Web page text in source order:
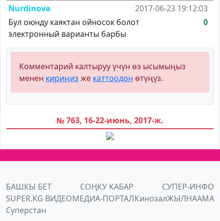
Nurdinova
2017-06-23 19:12:03
Бул оюнду каяктан ойносок болот
электронный варианты барбы
0
Комментарий калтыруу үчүн өз ысымыңыз
менен кириңиз же каттоодон өтүңүз.
№ 763, 16-22-июнь, 2017-ж.
БАШКЫ БЕТ СОҢКУ КАБАР
СУПЕР-ИНФО
SUPER.KG ВИДЕОМЕДИА-ПОРТАЛКинозалЖЫЛНААМА
Суперстан